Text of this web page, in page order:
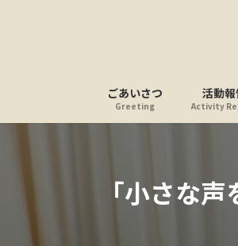
ス
ン
ごあいさつ
Greeting
活動報
Activity
「小さな